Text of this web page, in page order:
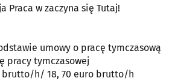
Praca w zaczyna się Tutaj!
umowy o pracę tymczasową
pracy tymczasowej
brutto/h/ 18, 70 euro brutto/h